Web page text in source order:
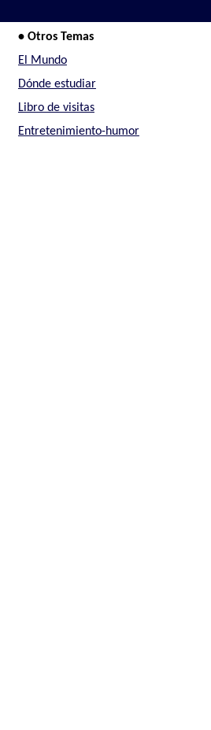
• Otros Temas
El Mundo
Dónde estudiar
Libro de visitas
Entretenimiento-humor